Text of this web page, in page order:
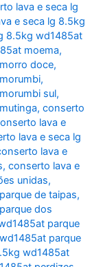
lava e seca lg
e seca lg 8.5kg
8.5kg wd1485at
moema,
doce,
,
sul,
,conserto
lava e
lava e seca lg
lava e
,conserto lava e
unidas,
de taipas,
dos
parque
parque
wd1485at